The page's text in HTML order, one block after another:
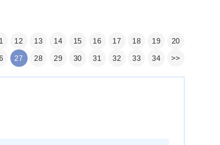
12 13 14 15 16 17 18 19 20
27 28 29 30 31 32 33 34 >>